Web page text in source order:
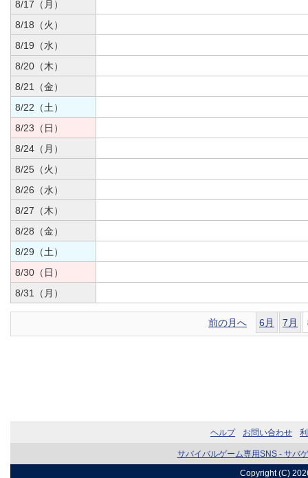
8/17（月）
8/18（火）
8/19（水）
8/20（木）
8/21（金）
8/22（土）
8/23（日）
8/24（月）
8/25（火）
8/26（水）
8/27（木）
8/28（金）
8/29（土）
8/30（日）
8/31（月）
前の月へ 6月 7月
ヘルプ お問い合わせ
サバイバルゲーム専用SNS - サバ
Copyright (C)